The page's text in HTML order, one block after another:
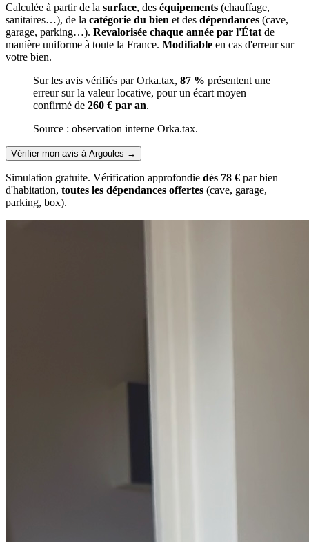
Calculée à partir de la surface, des équipements (chauffage,
sanitaires…), de la catégorie du bien et des dépendances (cave,
garage, parking…). Revalorisée chaque année par l'État de
manière uniforme à toute la France. Modifiable en cas d'erreur sur
votre bien.
Sur les avis vérifiés par Orka.tax, 87 % présentent une
erreur sur la valeur locative, pour un écart moyen
confirmé de 260 € par an.
Source : observation interne Orka.tax.
Vérifier mon avis à Argoules →
Simulation gratuite. Vérification approfondie dès 78 € par bien
d'habitation, toutes les dépendances offertes (cave, garage,
parking, box).